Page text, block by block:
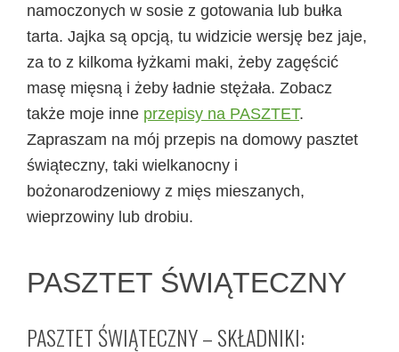
namoczonych w sosie z gotowania lub bułka
tarta. Jajka są opcją, tu widzicie wersję bez jaje,
za to z kilkoma łyżkami maki, żeby zagęścić
masę mięsną i żeby ładnie stężała. Zobacz
także moje inne przepisy na PASZTET.
Zapraszam na mój przepis na domowy pasztet
świąteczny, taki wielkanocny i
bożonarodzeniowy z mięs mieszanych,
wieprzowiny lub drobiu.
PASZTET ŚWIĄTECZNY
PASZTET ŚWIĄTECZNY – SKŁADNIKI: